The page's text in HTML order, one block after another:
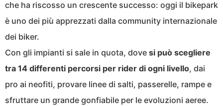
che ha riscosso un crescente successo: oggi il bikepark
è uno dei più apprezzati dalla community internazionale
dei biker.
Con gli impianti si sale in quota, dove si può scegliere
tra 14 differenti percorsi per rider di ogni livello, dai
pro ai neofiti, provare linee di salti, passerelle, rampe e
sfruttare un grande gonfiabile per le evoluzioni aeree.